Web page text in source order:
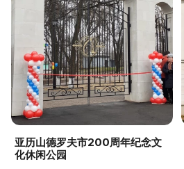
亚历山德罗夫市200周年纪念文
化休闲公园